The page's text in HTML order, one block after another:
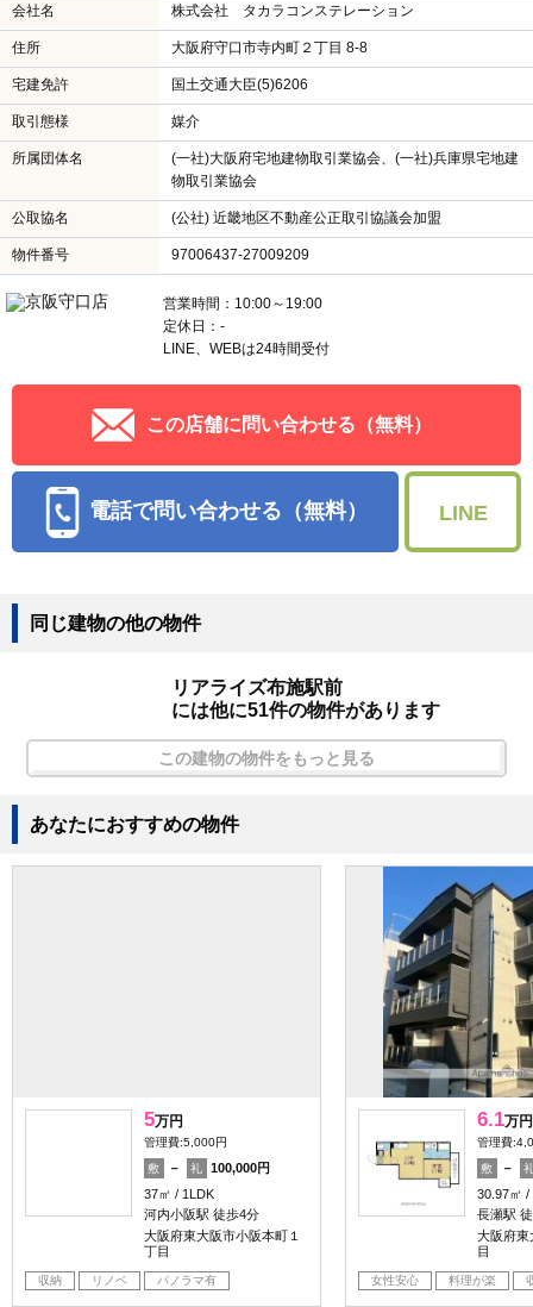
会社名 株式会社 タカラコンステレーション
住所 大阪府守口市寺内町２丁目 8-8
宅建免許 国土交通大臣(5)6206
取引態様 媒介
所属団体名
(一社)大阪府宅地建物取引業協会、(一社)兵庫県宅地建
物取引業協会
公取協名 (公社) 近畿地区不動産公正取引協議会加盟
物件番号 97006437-27009209
営業時間：10:00～19:00
定休日：-
LINE、WEBは24時間受付
この店舗に問い合わせる（無料）
電話で問い合わせる（無料） LINE
同じ建物の他の物件
リアライズ布施駅前
には他に51件の物件があります
この建物の物件をもっと見る
あなたにおすすめの物件
5万円
管理費:5,000円
敷 － 礼
100,000円
37㎡
1LDK
河内小阪駅 徒歩4分
大阪府東大阪市小阪本町１
丁目
収納 リノベ パノラマ有
6.1万円
管理費
敷 －
30.97㎡
長瀬駅
大阪府東
目
女性安心 料理が楽